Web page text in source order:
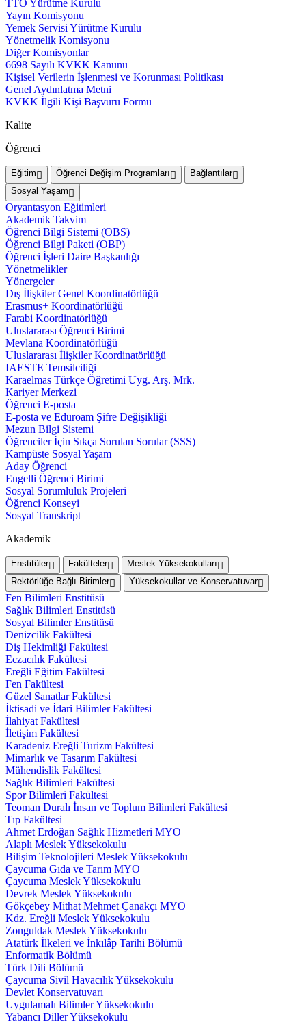
TTO Yürütme Kurulu
Yayın Komisyonu
Yemek Servisi Yürütme Kurulu
Yönetmelik Komisyonu
Diğer Komisyonlar
6698 Sayılı KVKK Kanunu
Kişisel Verilerin İşlenmesi ve Korunması Politikası
Genel Aydınlatma Metni
KVKK İlgili Kişi Başvuru Formu
Kalite
Öğrenci
Eğitim Öğrenci Değişim Programları
Bağlantılar
Sosyal Yaşam
Oryantasyon Eğitimleri
Akademik Takvim
Öğrenci Bilgi Sistemi (OBS)
Öğrenci Bilgi Paketi (OBP)
Öğrenci İşleri Daire Başkanlığı
Yönetmelikler
Yönergeler
Dış İlişkiler Genel Koordinatörlüğü
Erasmus+ Koordinatörlüğü
Farabi Koordinatörlüğü
Uluslararası Öğrenci Birimi
Mevlana Koordinatörlüğü
Uluslararası İlişkiler Koordinatörlüğü
IAESTE Temsilciliği
Karaelmas Türkçe Öğretimi Uyg. Arş. Mrk.
Kariyer Merkezi
Öğrenci E-posta
E-posta ve Eduroam Şifre Değişikliği
Mezun Bilgi Sistemi
Öğrenciler İçin Sıkça Sorulan Sorular (SSS)
Kampüste Sosyal Yaşam
Aday Öğrenci
Engelli Öğrenci Birimi
Sosyal Sorumluluk Projeleri
Öğrenci Konseyi
Sosyal Transkript
Akademik
Enstitüler Fakülteler
Meslek Yüksekokulları
Rektörlüğe Bağlı Birimler
Yüksekokullar ve Konservatuvar
Fen Bilimleri Enstitüsü
Sağlık Bilimleri Enstitüsü
Sosyal Bilimler Enstitüsü
Denizcilik Fakültesi
Diş Hekimliği Fakültesi
Eczacılık Fakültesi
Ereğli Eğitim Fakültesi
Fen Fakültesi
Güzel Sanatlar Fakültesi
İktisadi ve İdari Bilimler Fakültesi
İlahiyat Fakültesi
İletişim Fakültesi
Karadeniz Ereğli Turizm Fakültesi
Mimarlık ve Tasarım Fakültesi
Mühendislik Fakültesi
Sağlık Bilimleri Fakültesi
Spor Bilimleri Fakültesi
Teoman Duralı İnsan ve Toplum Bilimleri Fakültesi
Tıp Fakültesi
Ahmet Erdoğan Sağlık Hizmetleri MYO
Alaplı Meslek Yüksekokulu
Bilişim Teknolojileri Meslek Yüksekokulu
Çaycuma Gıda ve Tarım MYO
Çaycuma Meslek Yüksekokulu
Devrek Meslek Yüksekokulu
Gökçebey Mithat Mehmet Çanakçı MYO
Kdz. Ereğli Meslek Yüksekokulu
Zonguldak Meslek Yüksekokulu
Atatürk İlkeleri ve İnkılâp Tarihi Bölümü
Enformatik Bölümü
Türk Dili Bölümü
Çaycuma Sivil Havacılık Yüksekokulu
Devlet Konservatuvarı
Uygulamalı Bilimler Yüksekokulu
Yabancı Diller Yüksekokulu